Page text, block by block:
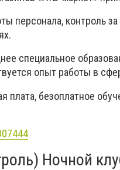
персонала, контроль
специальное
опыт работы в
плата, безоплатное
Ночной